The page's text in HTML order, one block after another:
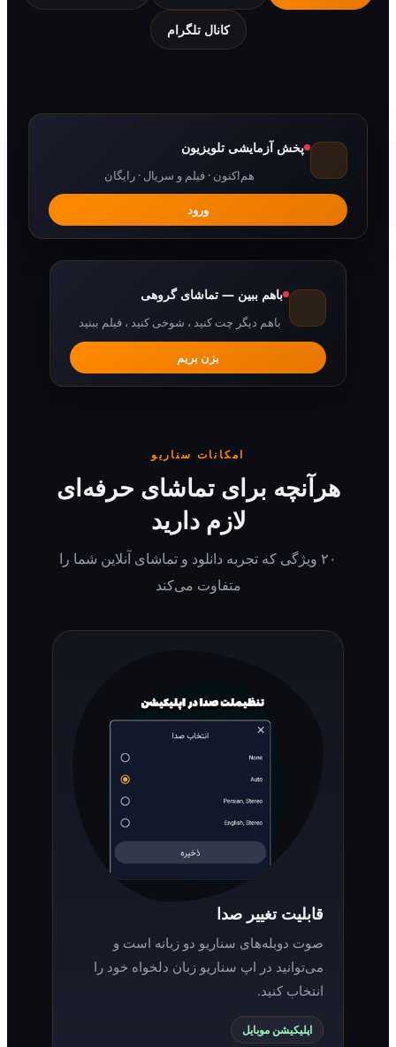
کانال تلگرام
پخش آزمایشی تلویزیون
هم‌اکنون · فیلم و سریال · رایگان
باهم ببین — تماشای گروهی
باهم دیگر چت کنید ، شوخی کنید ، فیلم ببنید
امکانات سناریو
برای تماشای حرفه‌ای
لازم دارید
۲۰ ویژگی که تجربه دانلود و تماشای آنلاین شما را
متفاوت می‌کند
قابلیت تغییر صدا
صوت دوبله‌های سناریو دو زبانه است و
می‌توانید در اپ سناریو زبان دلخواه خود را
انتخاب کنید.
اپلیکیشن موبایل